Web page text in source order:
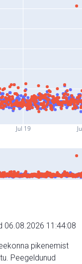
Jul 19
06.08.2026 11:44:08
pikenemist
Peegeldunud